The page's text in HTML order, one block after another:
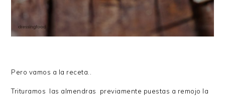
Pero vamos a la receta..
Trituramos las almendras previamente puestas a remojo la